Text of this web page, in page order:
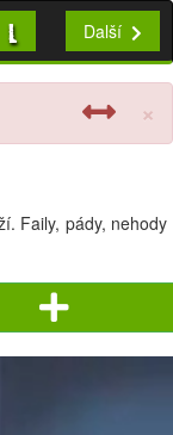
L Další
×
Faily, pády, nehody